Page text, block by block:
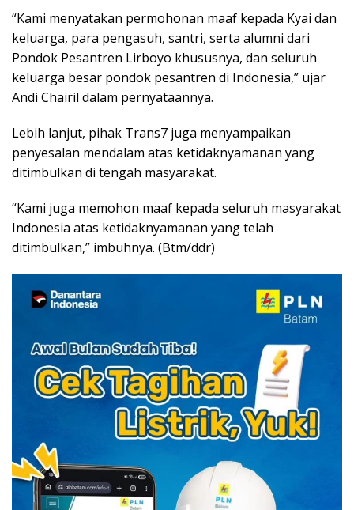
“Kami menyatakan permohonan maaf kepada Kyai dan
keluarga, para pengasuh, santri, serta alumni dari
Pondok Pesantren Lirboyo khususnya, dan seluruh
keluarga besar pondok pesantren di Indonesia,” ujar
Andi Chairil dalam pernyataannya.
Lebih lanjut, pihak Trans7 juga menyampaikan
penyesalan mendalam atas ketidaknyamanan yang
ditimbulkan di tengah masyarakat.
“Kami juga memohon maaf kepada seluruh masyarakat
Indonesia atas ketidaknyamanan yang telah
ditimbulkan,” imbuhnya. (Btm/ddr)